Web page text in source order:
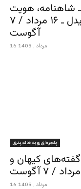
شاهنامه، هویت
ایرانی و گفت‌وگو با مازیار قویدل ـ ۱۶ مرداد / ۷
آگوست
16 مرداد , 1405
پنجره‌ای رو به خانه پدری
کیهان و
16 مرداد , 1405